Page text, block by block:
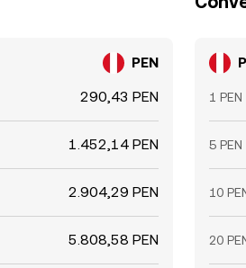
PEN
290,43 PEN
1.452,14 PEN
2.904,29 PEN
5.808,58 PEN
1 PEN
5 PEN
10
20